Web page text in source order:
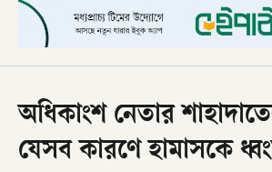
অধিকাংশ নেতার
যেসব কারণে হামাসকে